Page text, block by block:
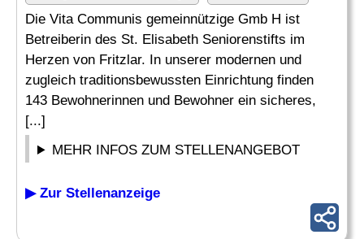
Die Vita Communis gemeinnützige Gmb H ist
Betreiberin des St. Elisabeth Seniorenstifts im
Herzen von Fritzlar. In unserer modernen und
zugleich traditionsbewussten Einrichtung finden
143 Bewohnerinnen und Bewohner ein sicheres,
[...]
MEHR INFOS ZUM STELLENANGEBOT
▶ Zur Stellenanzeige